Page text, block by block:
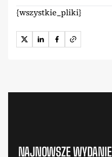
{wszystkie_pliki}
NAJNOWSZE WYDANIE